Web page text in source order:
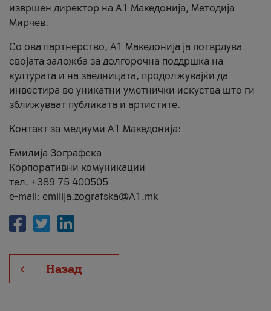
извршен директор на A1 Македонија, Методија
Мирчев.
Со ова партнерство, A1 Македонија ја потврдува
својата заложба за долгорочна поддршка на
културата и на заедницата, продолжувајќи да
инвестира во уникатни уметнички искуства што ги
зближуваат публиката и артистите.
Контакт за медиуми А1 Македонија:
Емилија Зографска
Корпоративни комуникации
тел. +389 75 400505
e-mail: emilija.zografska@A1.mk
Назад